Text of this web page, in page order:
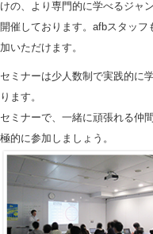
けの、より専門的に学べるジャ
開催しております。afbスタッ
加いただけます。
セミナーは少人数制で実践的に
ります。
セミナーで、一緒に頑張れる仲
極的に参加しましょう。